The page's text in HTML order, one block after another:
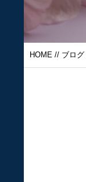
HOME // ブログ